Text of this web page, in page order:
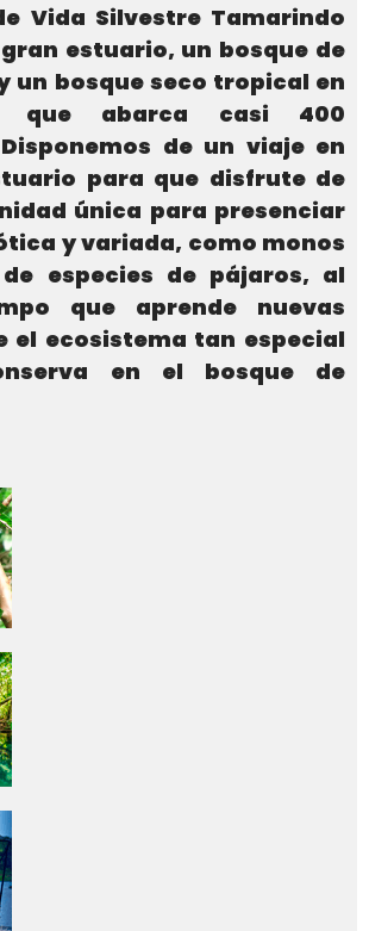
Vida Silvestre Tamarindo
estuario, un bosque de
un bosque seco tropical en
que abarca casi 400
de un viaje en
para que disfrute de
única para presenciar
y variada, como monos
especies de pájaros, al
que aprende nuevas
el ecosistema tan especial
en el bosque de